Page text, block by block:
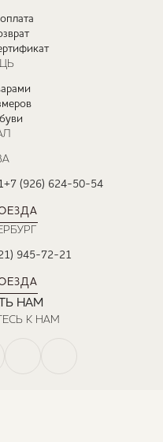
+7 (926) 624-50-54
945-72-21
НАМ
К НАМ